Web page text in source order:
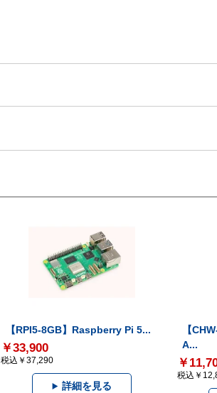
【RPI5-8GB】Raspberry Pi 5...
￥33,900
税込￥37,290
詳細を見る
【
A...
￥
税込￥